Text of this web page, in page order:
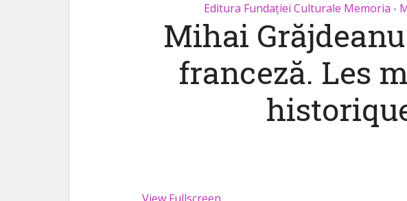
Editura Fundației Culturale Memoria •
Mihai
franceză. Les